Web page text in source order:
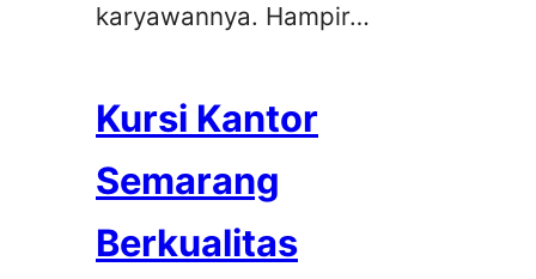
karyawannya. Hampir…
Kursi Kantor
Semarang
Berkualitas